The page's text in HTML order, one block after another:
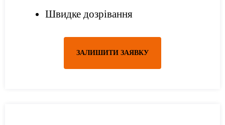
Швидке дозрівання
ЗАЛИШИТИ ЗАЯВКУ